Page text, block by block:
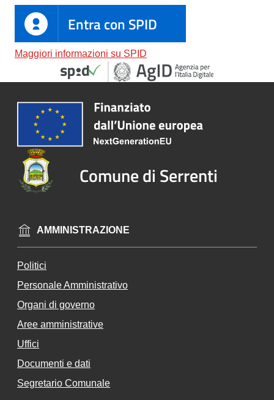
Novità
Servizi
Serrenti
Tutti
Un
io
ne
de
Co
m
un
Entra con SPID
Maggiori informazioni su SPID
Comune di Serrenti
AMMINISTRAZIONE
Politici
Personale Amministrativo
Organi di governo
Aree amministrative
Uffici
Documenti e dati
Segretario Comunale